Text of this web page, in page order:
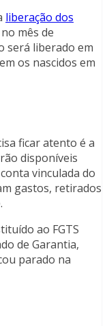
liberação dos
mês de
será liberado em
os nascidos em
ficar atento é a
disponíveis
vinculada do
gastos, retirados
ao FGTS
de Garantia,
parado na